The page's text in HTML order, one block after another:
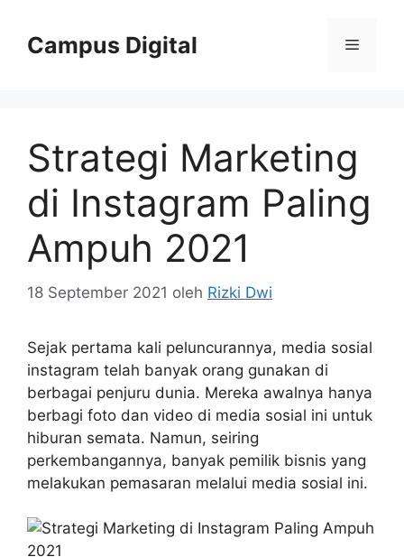
Campus Digital Menu
Strategi Marketing
di Instagram Paling
Ampuh 2021
18 September 2021 oleh Rizki Dwi
Sejak pertama kali peluncurannya, media sosial
instagram telah banyak orang gunakan di
berbagai penjuru dunia. Mereka awalnya hanya
berbagi foto dan video di media sosial ini untuk
hiburan semata. Namun, seiring
perkembangannya, banyak pemilik bisnis yang
melakukan pemasaran melalui media sosial ini.